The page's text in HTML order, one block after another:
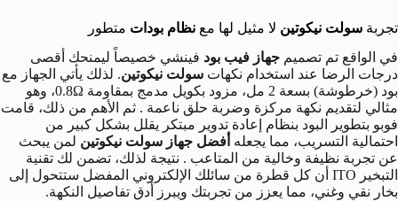
تجربة سولت نيكوتين لا مثيل لها مع نظام بودات متطور
في الواقع تم تصميم جهاز فيب بود فينشي خصيصاً ليمنحك أقصى
درجات الرضا عند استخدام نكهات سولت نيكوتين. لذلك يأتي الجهاز مع
بود (خرطوشة) بسعة 2 مل، مزود بكويل مدمج بمقاومة 0.8Ω، وهو
مثالي لتقديم نكهة مركزة وضربة حلق ناعمة . ثم الأهم من ذلك، قامت
فوبو بتطوير البود بنظام إعادة تدوير مبتكر يقلل بشكل كبير من
احتمالية التسريب، مما يجعله أفضل جهاز سولت نيكوتين لمن يبحث
عن تجربة نظيفة وخالية من المتاعب . نتيجة لذلك، تضمن لك تقنية
التبخير ITO أن كل قطرة من سائلك الإلكتروني المفضل ستتحول إلى
بخار نقي وغني، مما يعزز من تجربتك ويبرز أدق تفاصيل النكهة.